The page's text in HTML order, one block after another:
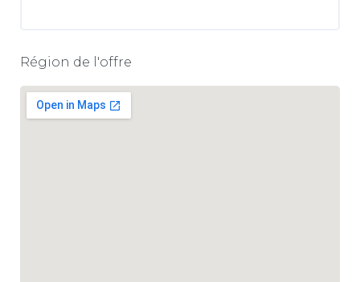
Région de l'offre